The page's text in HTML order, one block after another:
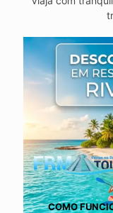
COMO